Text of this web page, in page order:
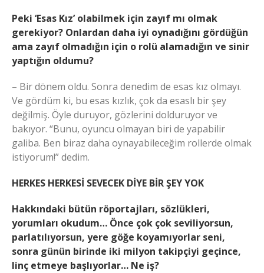
Peki ‘Esas Kız’ olabilmek için zayıf mı olmak
gerekiyor? Onlardan daha iyi oynadığını gördüğün
ama zayıf olmadığın için o rolü alamadığın ve sinir
yaptığın oldumu?
– Bir dönem oldu. Sonra denedim de esas kız olmayı.
Ve gördüm ki, bu esas kızlık, çok da esaslı bir şey
değilmiş. Öyle duruyor, gözlerini dolduruyor ve
bakıyor. “Bunu, oyuncu olmayan biri de yapabilir
galiba. Ben biraz daha oynayabileceğim rollerde olmak
istiyorum!” dedim.
HERKES HERKESİ SEVECEK DİYE BİR ŞEY YOK
Hakkındaki bütün röportajları, sözlükleri,
yorumları okudum… Önce çok çok seviliyorsun,
parlatılıyorsun, yere göğe koyamıyorlar seni,
sonra günün birinde iki milyon takipçiyi geçince,
linç etmeye başlıyorlar… Ne iş?